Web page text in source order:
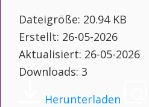
Dateigröße: 20.94 KB
Erstellt: 26-05-2026
Aktualisiert: 26-05-2026
Downloads: 3
Herunterladen